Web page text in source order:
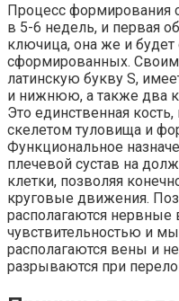
Процесс формирования
в 5-6 недель, и первая
ключица, она же и
сформированных.
латинскую букву S,
и нижнюю, а также два
Это единственная
скелетом туловища и
Функциональное
плечевой сустав на
клетки, позволяя
круговые движения.
располагаются
чувствительностью и
располагаются вены и
разрываются при